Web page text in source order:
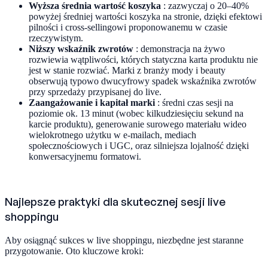
Wyższa średnia wartość koszyka : zazwyczaj o 20–40%
powyżej średniej wartości koszyka na stronie, dzięki efektowi
pilności i cross-sellingowi proponowanemu w czasie
rzeczywistym.
Niższy wskaźnik zwrotów : demonstracja na żywo
rozwiewia wątpliwości, których statyczna karta produktu nie
jest w stanie rozwiać. Marki z branży mody i beauty
obserwują typowo dwucyfrowy spadek wskaźnika zwrotów
przy sprzedaży przypisanej do live.
Zaangażowanie i kapitał marki : średni czas sesji na
poziomie ok. 13 minut (wobec kilkudziesięciu sekund na
karcie produktu), generowanie surowego materiału wideo
wielokrotnego użytku w e-mailach, mediach
społecznościowych i UGC, oraz silniejsza lojalność dzięki
konwersacyjnemu formatowi.
Najlepsze praktyki dla skutecznej sesji live
shoppingu
Aby osiągnąć sukces w live shoppingu, niezbędne jest staranne
przygotowanie. Oto kluczowe kroki: